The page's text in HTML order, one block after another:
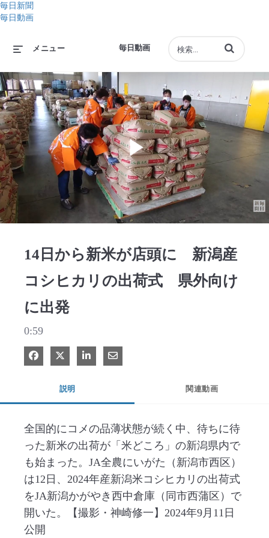
毎日新聞
毎日動画
毎日動画
メニュー 動画の検索語句
Play
14日から新米が店頭に 新潟産
コシヒカリの出荷式 県外向け
に出発
0:59
Facebook で共有
Xで共有する
LinkedIn で共有
電子メールで共有
説明 関連動画
全国的にコメの品薄状態が続く中、待ちに待
った新米の出荷が「米どころ」の新潟県内で
も始まった。JA全農にいがた（新潟市西区）
は12日、2024年産新潟米コシヒカリの出荷式
をJA新潟かがやき西中倉庫（同市西蒲区）で
開いた。【撮影・神崎修一】2024年9月11日
公開